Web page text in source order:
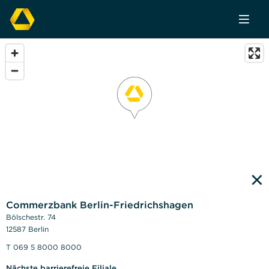
×
Commerzbank Berlin-Friedrichshagen
Bölschestr. 74
12587 Berlin
T 069 5 8000 8000